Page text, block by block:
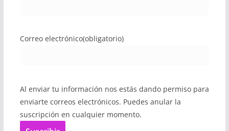
Correo electrónico(obligatorio)
Al enviar tu información nos estás dando permiso para
enviarte correos electrónicos. Puedes anular la
suscripción en cualquier momento.